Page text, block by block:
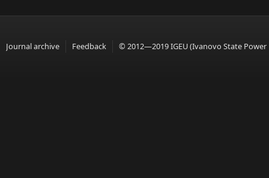
Journal archive Feedback © 2012—2019 IGEU (Ivanovo State